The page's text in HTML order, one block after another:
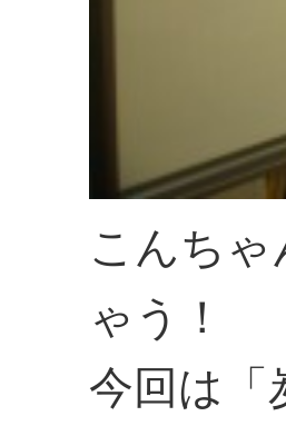
こんち
ゃう！
今回は「